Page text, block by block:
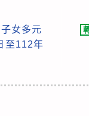
女多元
至112年